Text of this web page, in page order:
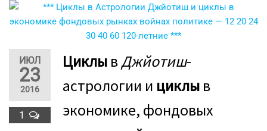
ИЮЛ
23
2016
1
Циклы вДжйотиш-
астрологии и циклы в
экономике, фондовых